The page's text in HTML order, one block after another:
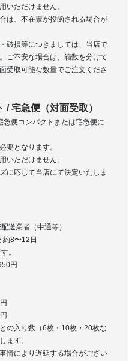
いただけません。
は、不在票が投函される場合が
破損等につきましては、当店で
ご不安な場合は、箱数を分けて
受取可能な数量でご注文くださ
/ 宅急便（対面受取）
急便コンパクトまたは宅急便に
要となります。
いただけません。
に応じて当店にて決定いたしま
送業者（中通等）
8〜12日
。
円
の入り数（6枚・10枚・20枚な
ます。
情により遅延する場合がござい